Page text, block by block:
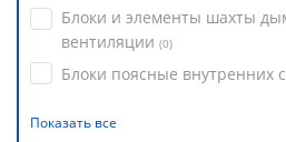
Блоки и элементы шахты
вентиляции (0)
Блоки поясные внутренних
Показать все